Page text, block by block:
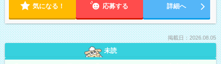
気になる！ 応募する 詳細へ
掲載日：2026.08.05
未読